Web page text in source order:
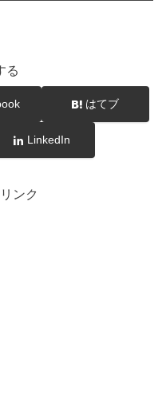
る
はてブ
LinkedIn
ンク